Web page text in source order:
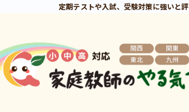
定期テストや入試、受験対策に強いと